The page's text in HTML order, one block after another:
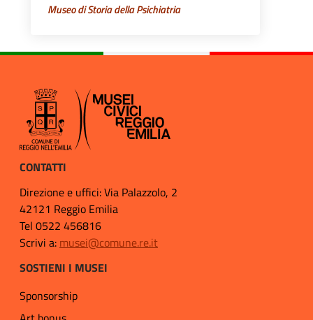
Museo di Storia della Psichiatria
CONTATTI
Direzione e uffici: Via Palazzolo, 2
42121 Reggio Emilia
Tel 0522 456816
Scrivi a: musei@comune.re.it
SOSTIENI I MUSEI
Sponsorship